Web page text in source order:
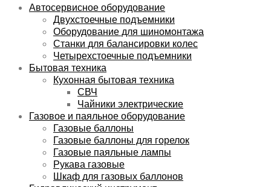
Автосервисное оборудование
Двухстоечные подъемники
Оборудование для шиномонтажа
Станки для балансировки колес
Четырехстоечные подъемники
Бытовая техника
Кухонная бытовая техника
СВЧ
Чайники электрические
Газовое и паяльное оборудование
Газовые баллоны
Газовые баллоны для горелок
Газовые паяльные лампы
Рукава газовые
Шкаф для газовых баллонов